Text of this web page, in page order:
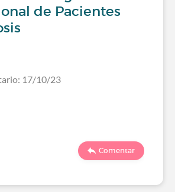
de Pacientes
17/10/23
Comentar